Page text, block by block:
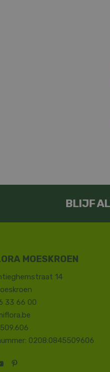
BLIJF
MOESKROEN
14
33 66 00
0208:0845509606